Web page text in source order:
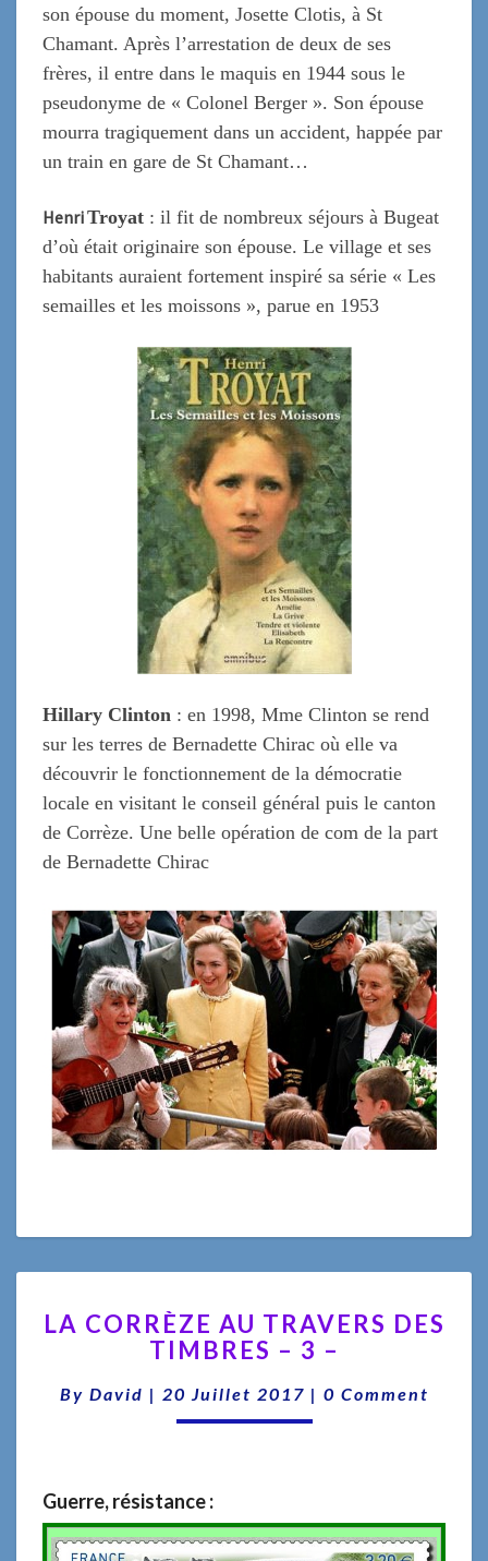
son épouse du moment, Josette Clotis, à St
Chamant. Après l’arrestation de deux de ses
frères, il entre dans le maquis en 1944 sous le
pseudonyme de « Colonel Berger ». Son épouse
mourra tragiquement dans un accident, happée par
un train en gare de St Chamant…
HenriTroyat : il fit de nombreux séjours à Bugeat
d’où était originaire son épouse. Le village et ses
habitants auraient fortement inspiré sa série « Les
semailles et les moissons », parue en 1953
Hillary Clinton : en 1998, Mme Clinton se rend
sur les terres de Bernadette Chirac où elle va
découvrir le fonctionnement de la démocratie
locale en visitant le conseil général puis le canton
de Corrèze. Une belle opération de com de la part
de Bernadette Chirac
CORRÈZE
AU
DES
TIMBRES
LA CORRÈZE AU TRAVERS DES
TIMBRES – 3 –
By David | 20 Juillet 2017 | Comments
0 Comment
Guerre, résistance :